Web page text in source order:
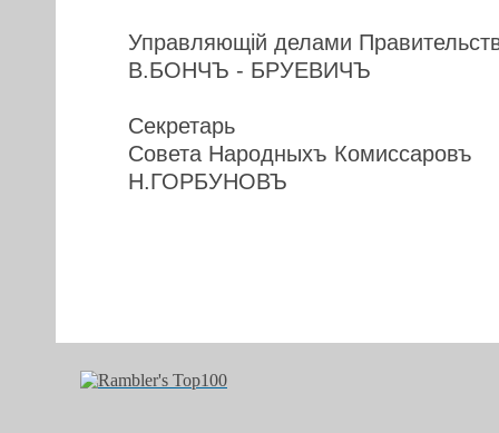
Управляющiй делами
В.БОНЧЪ - БРУЕВИЧЪ
Секретарь
Совета Народныхъ Комиссаровъ
Н.ГОРБУНОВЪ